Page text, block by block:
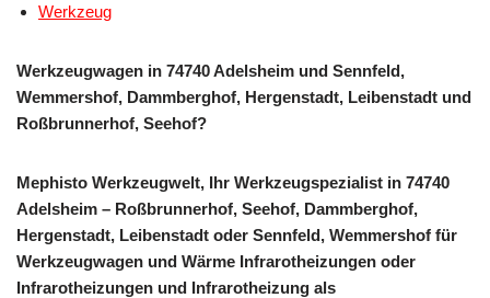
Werkzeug
Werkzeugwagen in 74740 Adelsheim und Sennfeld,
Wemmershof, Dammberghof, Hergenstadt, Leibenstadt und
Roßbrunnerhof, Seehof?
Mephisto Werkzeugwelt, Ihr Werkzeugspezialist in 74740
Adelsheim – Roßbrunnerhof, Seehof, Dammberghof,
Hergenstadt, Leibenstadt oder Sennfeld, Wemmershof für
Werkzeugwagen und Wärme Infrarotheizungen oder
Infrarotheizungen und Infrarotheizung als